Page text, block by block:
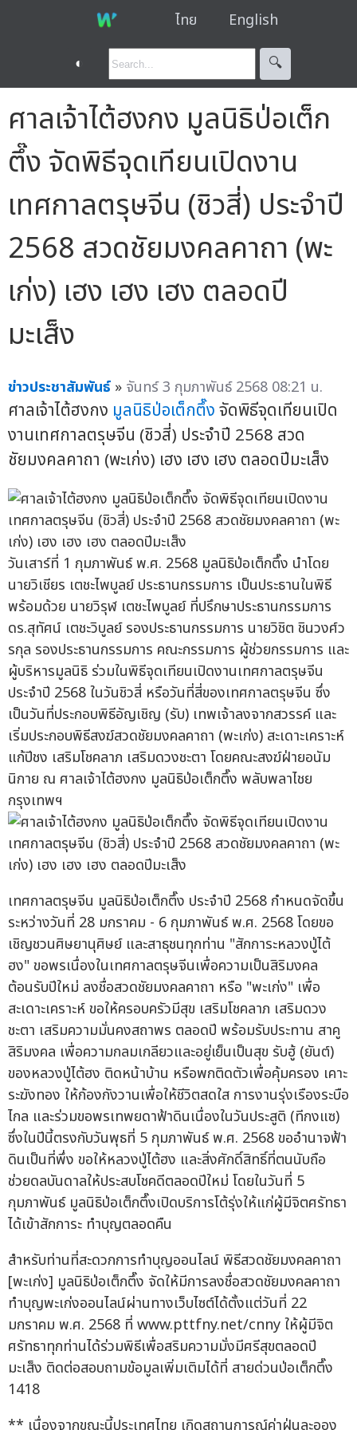
ไทย English
◐ 🔍︎
ศาลเจ้าไต้ฮงกง มูลนิธิป่อเต็ก
ตึ๊ง จัดพิธีจุดเทียนเปิดงาน
เทศกาลตรุษจีน (ชิวสี่) ประจำปี
2568 สวดชัยมงคลคาถา (พะ
เก่ง) เฮง เฮง เฮง ตลอดปี
มะเส็ง
ข่าวประชาสัมพันธ์ » จันทร์ 3 กุมภาพันธ์ 2568 08:21 น.
ศาลเจ้าไต้ฮงกง มูลนิธิป่อเต็กตึ๊งจัดพิธีจุดเทียนเปิด
งานเทศกาลตรุษจีน (ชิวสี่) ประจำปี 2568 สวด
ชัยมงคลคาถา (พะเก่ง) เฮง เฮง เฮง ตลอดปีมะเส็ง
วันเสาร์ที่ 1 กุมภาพันธ์ พ.ศ. 2568 มูลนิธิป่อเต็กตึ๊ง นำโดย
นายวิเชียร เตชะไพบูลย์ ประธานกรรมการ เป็นประธานในพิธี
พร้อมด้วย นายวิรุฬ เตชะไพบูลย์ ที่ปรึกษาประธานกรรมการ
ดร.สุทัศน์ เตชะวิบูลย์ รองประธานกรรมการ นายวิชิต ชินวงศ์ว
รกุล รองประธานกรรมการ คณะกรรมการ ผู้ช่วยกรรมการ และ
ผู้บริหารมูลนิธิ ร่วมในพิธีจุดเทียนเปิดงานเทศกาลตรุษจีน
ประจำปี 2568 ในวันชิวสี่ หรือวันที่สี่ของเทศกาลตรุษจีน ซึ่ง
เป็นวันที่ประกอบพิธีอัญเชิญ (รับ) เทพเจ้าลงจากสวรรค์ และ
เริ่มประกอบพิธีสงฆ์สวดชัยมงคลคาถา (พะเก่ง) สะเดาะเคราะห์
แก้ปีชง เสริมโชคลาภ เสริมดวงชะตา โดยคณะสงฆ์ฝ่ายอนัม
นิกาย ณ ศาลเจ้าไต้ฮงกง มูลนิธิป่อเต็กตึ๊ง พลับพลาไชย
กรุงเทพฯ
เทศกาลตรุษจีน มูลนิธิป่อเต็กตึ๊ง ประจำปี 2568 กำหนดจัดขึ้น
ระหว่างวันที่ 28 มกราคม - 6 กุมภาพันธ์ พ.ศ. 2568 โดยขอ
เชิญชวนศิษยานุศิษย์ และสาธุชนทุกท่าน "สักการะหลวงปู่ไต้
ฮง" ขอพรเนื่องในเทศกาลตรุษจีนเพื่อความเป็นสิริมงคล
ต้อนรับปีใหม่ ลงชื่อสวดชัยมงคลคาถา หรือ "พะเก่ง" เพื่อ
สะเดาะเคราะห์ ขอให้ครอบครัวมีสุข เสริมโชคลาภ เสริมดวง
ชะตา เสริมความมั่นคงสถาพร ตลอดปี พร้อมรับประทาน สาคู
สิริมงคล เพื่อความกลมเกลียวและอยู่เย็นเป็นสุข รับฮู้ (ยันต์)
ของหลวงปู่ไต้ฮง ติดหน้าบ้าน หรือพกติดตัวเพื่อคุ้มครอง เคาะ
ระฆังทอง ให้ก้องกังวานเพื่อให้ชีวิตสดใส การงานรุ่งเรืองระบือ
ไกล และร่วมขอพรเทพยดาฟ้าดินเนื่องในวันประสูติ (ทีกงแซ)
ซึ่งในปีนี้ตรงกับวันพุธที่ 5 กุมภาพันธ์ พ.ศ. 2568 ขออำนาจฟ้า
ดินเป็นที่พึ่ง ขอให้หลวงปู่ไต้ฮง และสิ่งศักดิ์สิทธิ์ที่ตนนับถือ
ช่วยดลบันดาลให้ประสบโชคดีตลอดปีใหม่ โดยในวันที่ 5
กุมภาพันธ์ มูลนิธิป่อเต็กตึ๊งเปิดบริการโต้รุ่งให้แก่ผู้มีจิตศรัทธา
ได้เข้าสักการะ ทำบุญตลอดคืน
สำหรับท่านที่สะดวกการทำบุญออนไลน์ พิธีสวดชัยมงคลคาถา
[พะเก่ง] มูลนิธิป่อเต็กตึ๊ง จัดให้มีการลงชื่อสวดชัยมงคลคาถา
ทำบุญพะเก่งออนไลน์ผ่านทางเว็บไซต์ได้ตั้งแต่วันที่ 22
มกราคม พ.ศ. 2568 ที่ www.pttfny.net/cnny ให้ผู้มีจิต
ศรัทธาทุกท่านได้ร่วมพิธีเพื่อสริมความมั่งมีศรีสุขตลอดปี
มะเส็ง ติดต่อสอบถามข้อมูลเพิ่มเติมได้ที่ สายด่วนป่อเต็กตึ๊ง
1418